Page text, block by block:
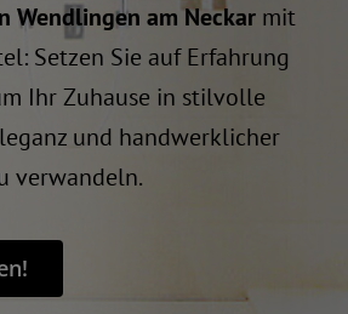
Wendlingen am Neckar mit
Setzen Sie auf Erfahrung
Ihr Zuhause in stilvolle
und handwerklicher
verwandeln.